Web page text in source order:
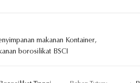
makanan Kontainer,
borosilikat BSCI